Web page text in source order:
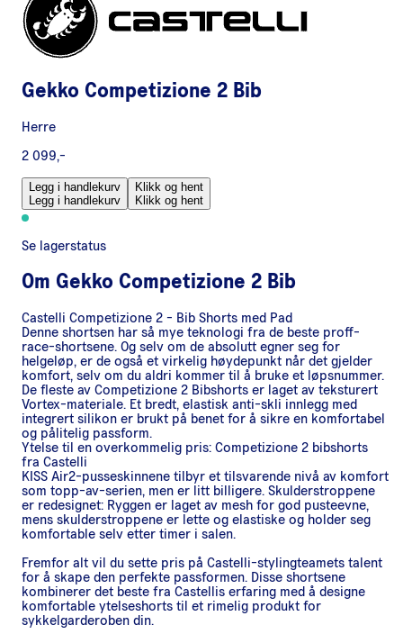
Gekko Competizione 2 Bib
Herre
2 099,-
Legg i handlekurv
Legg i handlekurv
Klikk og hent
Klikk og hent
Se lagerstatus
Om Gekko Competizione 2 Bib
Castelli Competizione 2 - Bib Shorts med Pad
Denne shortsen har så mye teknologi fra de beste proff-
race-shortsene. Og selv om de absolutt egner seg for
helgeløp, er de også et virkelig høydepunkt når det gjelder
komfort, selv om du aldri kommer til å bruke et løpsnummer.
De fleste av Competizione 2 Bibshorts er laget av teksturert
Vortex-materiale. Et bredt, elastisk anti-skli innlegg med
integrert silikon er brukt på benet for å sikre en komfortabel
og pålitelig passform.
Ytelse til en overkommelig pris: Competizione 2 bibshorts
fra Castelli
KISS Air2-pusseskinnene tilbyr et tilsvarende nivå av komfort
som topp-av-serien, men er litt billigere. Skulderstroppene
er redesignet: Ryggen er laget av mesh for god pusteevne,
mens skulderstroppene er lette og elastiske og holder seg
komfortable selv etter timer i salen.
Fremfor alt vil du sette pris på Castelli-stylingteamets talent
for å skape den perfekte passformen. Disse shortsene
kombinerer det beste fra Castellis erfaring med å designe
komfortable ytelseshorts til et rimelig produkt for
sykkelgarderoben din.